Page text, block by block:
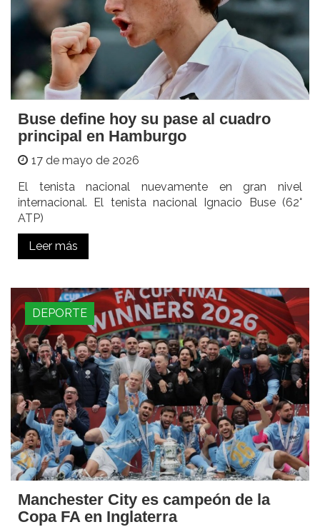
Buse define hoy su pase al cuadro
principal en Hamburgo
17 de mayo de 2026
El tenista nacional nuevamente en gran nivel
internacional. El tenista nacional Ignacio Buse (62°
ATP)
Leer más
DEPORTE
Manchester City es campeón de la
Copa FA en Inglaterra